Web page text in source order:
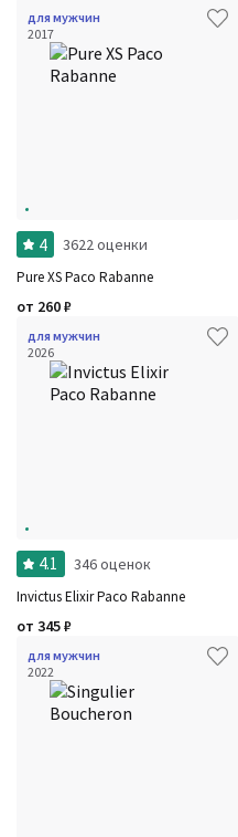
для мужчин
2017
4 3622 оценки
Pure XS Paco Rabanne
от 260₽
для мужчин
2026
4.1 346 оценок
Invictus Elixir Paco Rabanne
от 345₽
для мужчин
2022